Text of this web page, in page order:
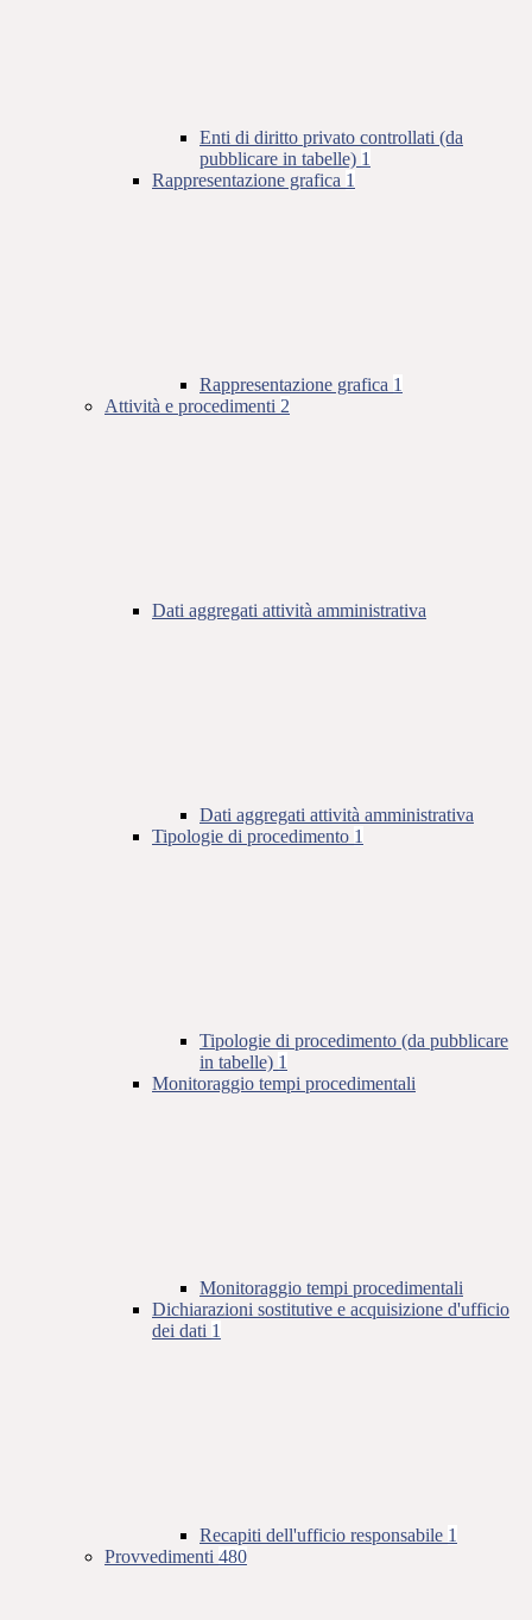
Enti di diritto privato controllati (da
pubblicare in tabelle) 1
Rappresentazione grafica 1
Rappresentazione grafica 1
Attività e procedimenti 2
Dati aggregati attività amministrativa
Dati aggregati attività amministrativa
Tipologie di procedimento 1
Tipologie di procedimento (da pubblicare
in tabelle) 1
Monitoraggio tempi procedimentali
Monitoraggio tempi procedimentali
Dichiarazioni sostitutive e acquisizione d'ufficio
dei dati 1
Recapiti dell'ufficio responsabile 1
Provvedimenti 480